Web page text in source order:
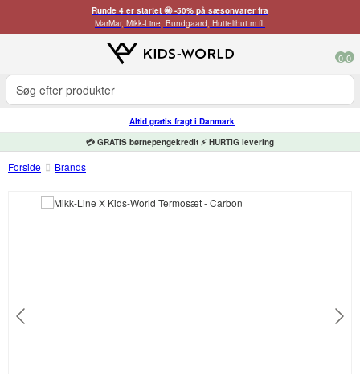
Runde 4 er startet 🤩 -50% på sæsonvarer fra
MarMar, Mikk-Line, Bundgaard, Huttelihut m.fl.
0 0
Altid gratis fragt i Danmark
💳 GRATIS børnepengekredit ⚡ HURTIG levering
Forside Brands